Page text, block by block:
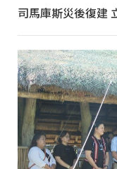
司馬庫斯災後復建